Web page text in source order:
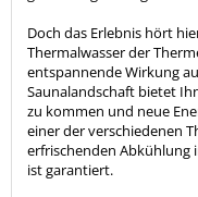
Doch das Erlebnis hört
Thermalwasser der
entspannende Wirkung
Saunalandschaft bietet
zu kommen und neue
einer der verschiedenen
erfrischenden Abkühlung
ist garantiert.